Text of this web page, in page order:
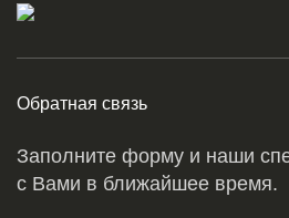
Обратная связь
Заполните форму и наши
с Вами в ближайшее время.